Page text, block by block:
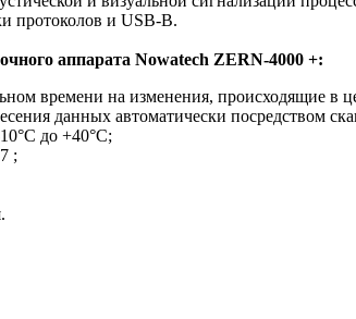
протоколов и USB-B.
аппарата Nowatech ZERN-4000 +:
времени на изменения, происходящие в
данных автоматически посредством
до +40°C;
;